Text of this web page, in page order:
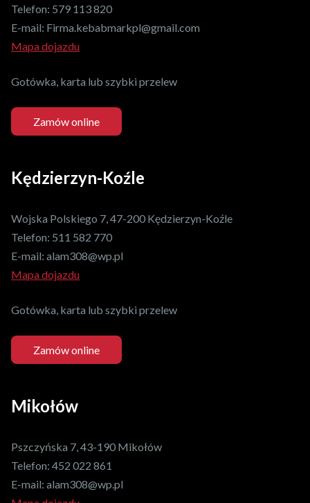
Telefon: 579 113 820
E-mail: Firma.kebabmarkpl@gmail.com
Mapa dojazdu
Gotówka, karta lub szybki przelew
Zamów online
Kędzierzyn-Koźle
Wojska Polskiego 7, 47-200 Kędzierzyn-Koźle
Telefon: 511 582 770
E-mail: alam308@wp.pl
Mapa dojazdu
Gotówka, karta lub szybki przelew
Zamów online
Mikołów
Pszczyńska 7, 43-190 Mikołów
Telefon: 452 022 861
E-mail: alam308@wp.pl